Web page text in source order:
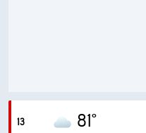
Wolkenplafond
13 81°